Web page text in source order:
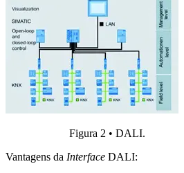
Figura 2 • DALI.
Vantagens da Interface DALI: